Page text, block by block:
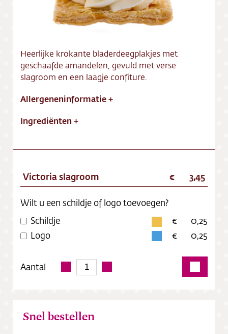
Heerlijke krokante bladerdeegplakjes met
geschaafde amandelen, gevuld met verse
slagroom en een laagje confiture.
Allergeneninformatie+
Ingrediënten +
Victoria slagroom 3,45
Wilt u een schildje of logo toevoegen?
Schildje
0,25
Logo
0,25
Aantal
Snel bestellen